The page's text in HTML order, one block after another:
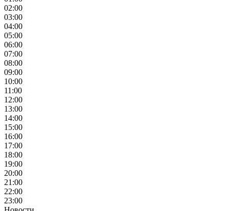
02:00
03:00
04:00
05:00
06:00
07:00
08:00
09:00
10:00
11:00
12:00
13:00
14:00
15:00
16:00
17:00
18:00
19:00
20:00
21:00
22:00
23:00